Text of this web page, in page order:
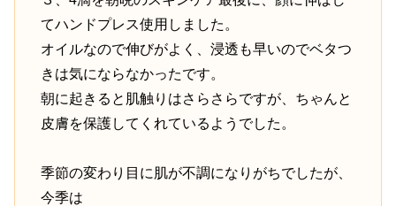
てハンドプレス使用しました。
オイルなので伸びがよく、浸透も早いのでベタつ
きは気にならなかったです。
朝に起きると肌触りはさらさらですが、ちゃんと
皮膚を保護してくれているようでした。
季節の変わり目に肌が不調になりがちでしたが、
今季は